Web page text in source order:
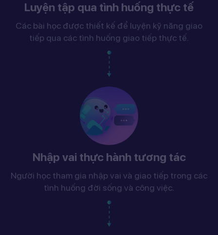
Luyện tập qua tình huống thực tế
Các bài học được thiết kế để luyện kỹ năng giao
tiếp qua các tình huống giao tiếp thực tế.
Nhập vai thực hành tương tác
Người học tham gia nhập vai và giao tiếp trong các
tình huống đời sống và công việc.